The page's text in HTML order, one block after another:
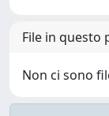
File in questo
Non ci sono